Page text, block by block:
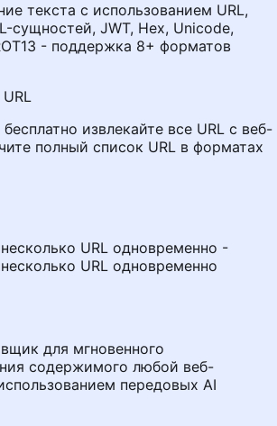
текста с использованием URL,
сущностей, JWT, Hex, Unicode,
- поддержка 8+ форматов
извлекайте все URL с веб-
полный список URL в форматах
URL одновременно -
URL одновременно
для мгновенного
содержимого любой веб-
передовых AI